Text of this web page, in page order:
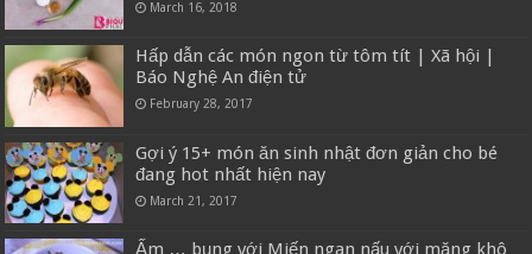
March 16, 2018
Hấp dẫn các món ngon từ tôm tít | Xã hội |
Báo Nghệ An điện tử
February 28, 2017
Gợi ý 15+ món ăn sinh nhật đơn giản cho bé
đang hot nhất hiện nay
March 21, 2017
Ấm … bụng với Miến ngan nấu với măng khô